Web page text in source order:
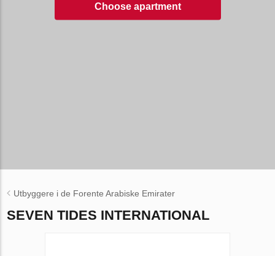
Choose apartment
Utbyggere i de Forente Arabiske Emirater
SEVEN TIDES INTERNATIONAL